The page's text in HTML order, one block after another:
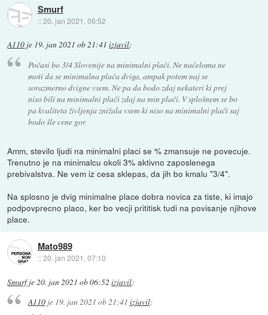
Smurf
::20. jan 2021, 06:52
A110 je 19. jan 2021 ob 21:41 izjavil:
Počasi bo 3/4 Slovenije na minimalni plači. Ne načeloma ne
moti da se minimalna plača dviga, ampak potem naj se
sorazmerno dvigne vsem. Ne pa da bodo zdaj nekateri ki prej
niso bili na minimalni plači zdaj na min plači. V splošnem se bo
pa kvaliteta življenja znižala vsem ki niso na minimalni plači saj
bodo šle cene gor
Amm, stevilo ljudi na minimalni placi se % zmansuje ne povecuje.
Trenutno je na minimalcu okoli 3% aktivno zaposlenega
prebivalstva. Ne vem iz cesa sklepas, da jih bo kmalu "3/4".
Na splosno je dvig minimalne place dobra novica za tiste, ki imajo
podpovprecno placo, ker bo vecji prititisk tudi na povisanje njihove
place.
Mato989
::20. jan 2021, 07:10
Smurfje20. jan 2021 ob 06:52 izjavil:
A110je 19. jan 2021 ob 21:41 izjavil: